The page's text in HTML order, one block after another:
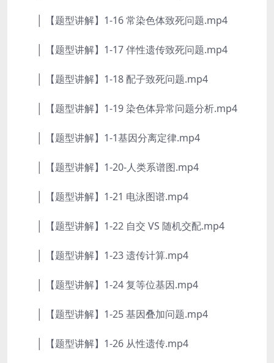
│ 【题型讲解】1-16 常染色体致死问题.mp4
│ 【题型讲解】1-17 伴性遗传致死问题.mp4
│ 【题型讲解】1-18 配子致死问题.mp4
│ 【题型讲解】1-19 染色体异常问题分析.mp4
│ 【题型讲解】1-1基因分离定律.mp4
│ 【题型讲解】1-20-人类系谱图.mp4
│ 【题型讲解】1-21 电泳图谱.mp4
│ 【题型讲解】1-22 自交 VS 随机交配.mp4
│ 【题型讲解】1-23 遗传计算.mp4
│ 【题型讲解】1-24 复等位基因.mp4
│ 【题型讲解】1-25 基因叠加问题.mp4
│ 【题型讲解】1-26 从性遗传.mp4